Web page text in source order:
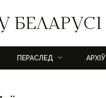
БЕЛАРУСІ
ПЕРАСЛЕД АРХІЎ